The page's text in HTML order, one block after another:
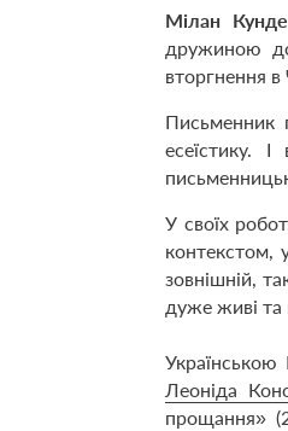
Мілан
дружиною
вторгнення в
Письменник
есеїстику.
У своїх
контекстом,
зовнішній,
дуже живі та
Леоніда
прощання»